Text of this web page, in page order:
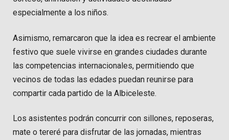
especialmente a los niños.
Asimismo, remarcaron que la idea es recrear el ambiente
festivo que suele vivirse en grandes ciudades durante
las competencias internacionales, permitiendo que
vecinos de todas las edades puedan reunirse para
compartir cada partido de la Albiceleste.
Los asistentes podrán concurrir con sillones, reposeras,
mate o tereré para disfrutar de las jornadas, mientras